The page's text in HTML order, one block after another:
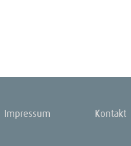
Impressum Kontakt